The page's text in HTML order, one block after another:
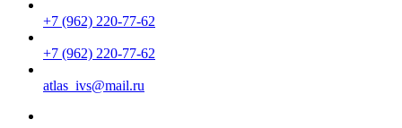
+7 (962) 220-77-62
+7 (962) 220-77-62
atlas_ivs@mail.ru